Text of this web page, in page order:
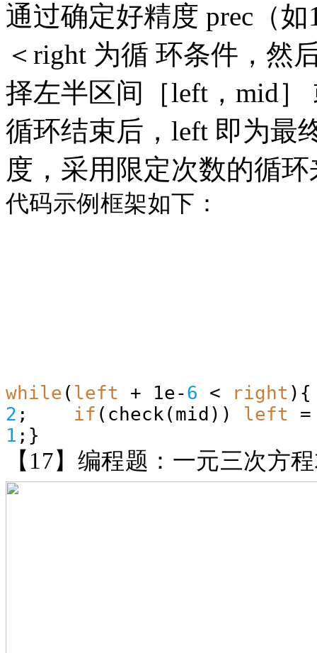
通过确定好精度 prec（
＜right 为循 环条件，然
择左半区间［left，mid
循环结束后，left 即为最
度，采用限定次数的循
代码示例框架如下：
while ( left + 1e-6 < right ){
2 ; if (check(mid)) left
1 ;}
【 17】编程题：一元三次方